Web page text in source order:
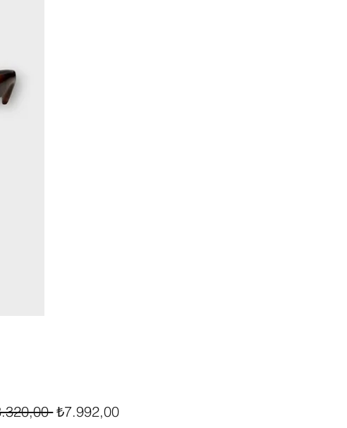
Normal
₺7.992,00İndirimli